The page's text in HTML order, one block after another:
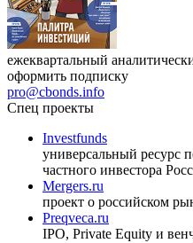
ежеквартальный
оформить подписку
pro@cbonds.info
Спец проекты
Investfunds
универсальный ресурс
частного инвестора
Mergers.ru
проект о российском
Preqveca.ru
IPO, Private Equity и